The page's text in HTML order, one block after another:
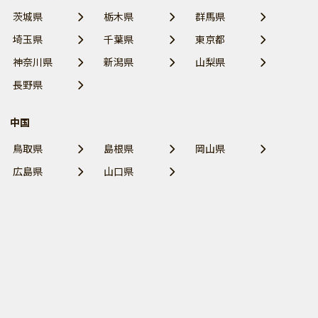
茨城県
栃木県
群馬県
埼玉県
千葉県
東京都
神奈川県
新潟県
山梨県
長野県
中国
鳥取県
島根県
岡山県
広島県
山口県